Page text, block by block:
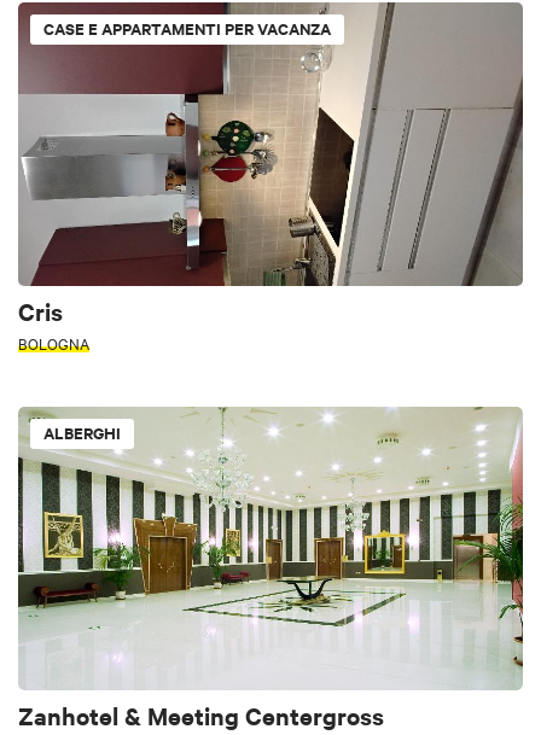
CASE E APPARTAMENTI PER VACANZA
Cris
BOLOGNA
ALBERGHI
Zanhotel & Meeting Centergross